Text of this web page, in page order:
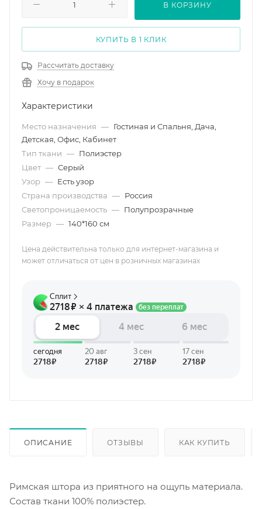
В КОРЗИНУ
КУПИТЬ В 1 КЛИК
Рассчитать доставку
Хочу в подарок
Характеристики
Место назначения — Гостиная и Спальня, Дача,
Детская, Офис, Кабинет
Тип ткани — Полиэстер
Цвет — Серый
Узор — Есть узор
Страна производства — Россия
Светопроницаемость — Полупрозрачные
Размер — 140*160 см
Цена действительна только для интернет-магазина и
может отличаться от цен в розничных магазинах
ОПИСАНИЕ ОТЗЫВЫ КАК КУПИТЬ
Римская штора из приятного на ощупь материала.
Состав ткани 100% полиэстер.